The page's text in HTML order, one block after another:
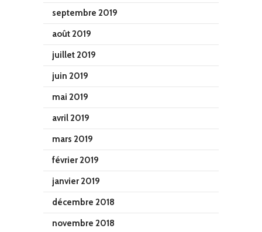
septembre 2019
août 2019
juillet 2019
juin 2019
mai 2019
avril 2019
mars 2019
février 2019
janvier 2019
décembre 2018
novembre 2018